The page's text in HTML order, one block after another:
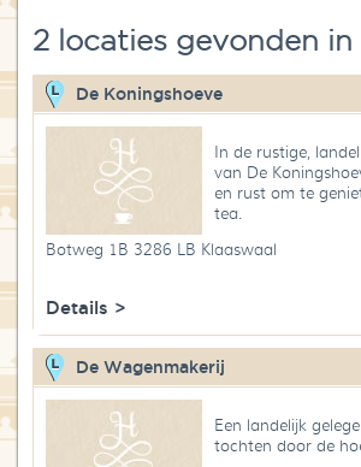
Recepten
Thee
Nieuws & Agenda
Over High Tea Wereld
Contact
2 locaties gevonden in
De Koningshoeve
In de rustige,
van De
en rust om te
tea.
Botweg 1B 3286 LB Klaaswaal
Details >
De Wagenmakerij
Een landelijk
tochten door de